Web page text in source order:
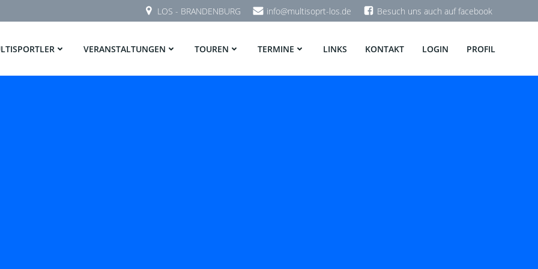
LOS - BRANDENBURG info@multisoprt-los.de Besuch uns auch auf facebook
VERANSTALTUNGEN TOUREN TERMINE LINKS KONTAKT LOGIN PROFIL